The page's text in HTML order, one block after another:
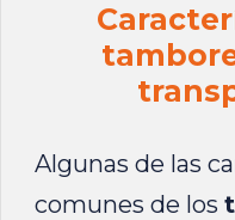
Algunas de las
comunes de los